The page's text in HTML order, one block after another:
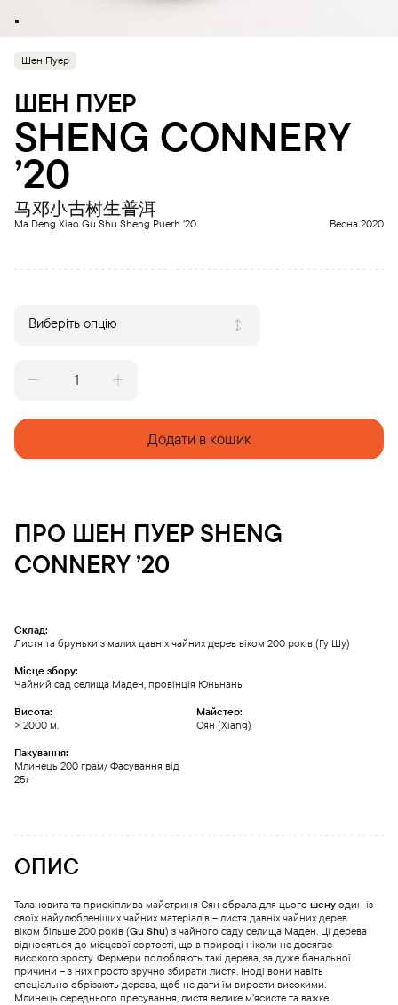
Шен Пуер
ШЕН ПУЕР
SHENG CONNERY
’20
马邓小古树生普洱
Ma Deng Xiao Gu Shu Sheng Puerh ’20 Весна 2020
Виберіть опцію
quantity
Додати в кошик
ПРО ШЕН ПУЕР SHENG
CONNERY ’20
Склад:
Листя та бруньки з малих давніх чайних дерев віком 200 років (Гу Шу)
Місце збору:
Чайний сад селища Маден, провінція Юньнань
Висота:
> 2000 м.
Майстер:
Cян (Xiang)
Пакування:
Млинець 200 грам/ Фасування від
25г
ОПИС
Талановита та прискіплива майстриня Сян обрала для цього шену один із
своїх найулюбленіших чайних матеріалів – листя давніх чайних дерев
віком більше 200 років (Gu Shu) з чайного саду селища Маден. Ці дерева
відносяться до місцевої сортості, що в природі ніколи не досягає
високого зросту. Фермери полюбляють такі дерева, за дуже банальної
причини – з них просто зручно збирати листя. Іноді вони навіть
спеціально обрізають дерева, щоб не дати їм вирости високими.
Млинець середнього пресування, листя велике м’ясисте та важке.